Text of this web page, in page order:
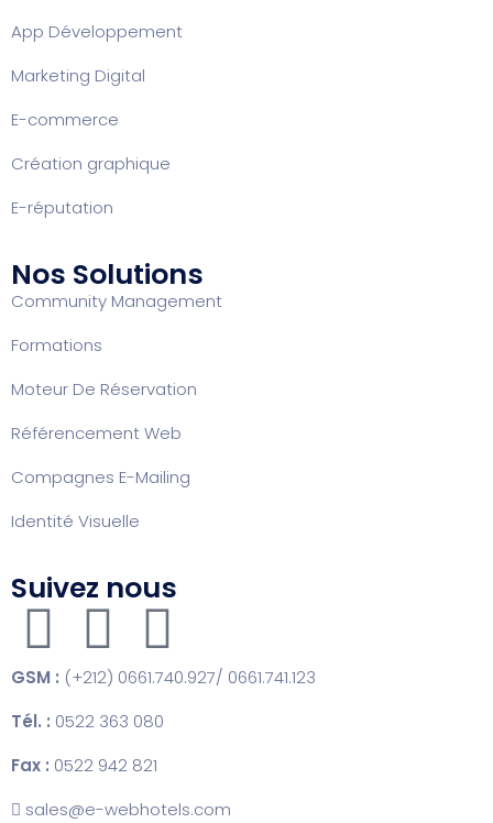
App Développement
Marketing Digital
E-commerce
Création graphique
E-réputation
Nos Solutions
Community Management
Formations
Moteur De Réservation
Référencement Web
Compagnes E-Mailing
Identité Visuelle
Suivez nous
GSM : (+212) 0661.740.927/ 0661.741.123
Tél. : 0522 363 080
Fax : 0522 942 821
sales@e-webhotels.com